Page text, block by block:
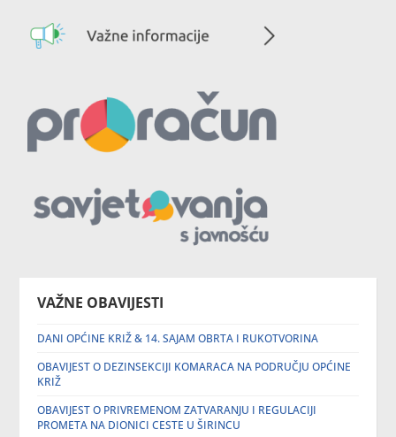
VAŽNE OBAVIJESTI
DANI OPĆINE KRIŽ & 14. SAJAM OBRTA I RUKOTVORINA
OBAVIJEST O DEZINSEKCIJI KOMARACA NA PODRUČJU OPĆINE
KRIŽ
OBAVIJEST O PRIVREMENOM ZATVARANJU I REGULACIJI
PROMETA NA DIONICI CESTE U ŠIRINCU